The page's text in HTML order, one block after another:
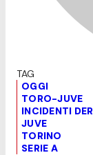
OGGI
TORO-JUVE
INCIDENTI
JUVE
TORINO
SERIE A